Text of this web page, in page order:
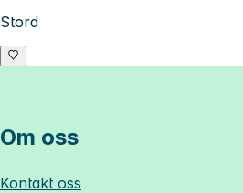
Stord
Om oss
Kontakt oss